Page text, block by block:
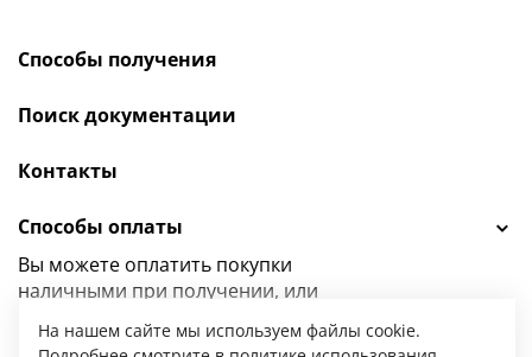
Способы получения
Поиск документации
Контакты
Способы оплаты
Вы можете оплатить покупки
наличными при получении, или
На нашем сайте мы используем файлы cookie.